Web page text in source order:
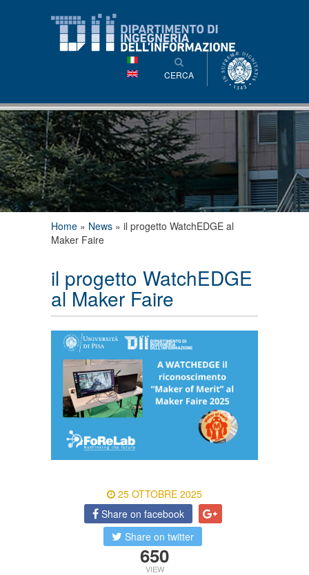
contenuto
principale
CERCA
Tu sei qui
Home » News » il progetto WatchEDGE al
Maker Faire
il progetto WatchEDGE
al Maker Faire
25 OTTOBRE 2025
Share on facebook
Share on twitter
650
VIEW